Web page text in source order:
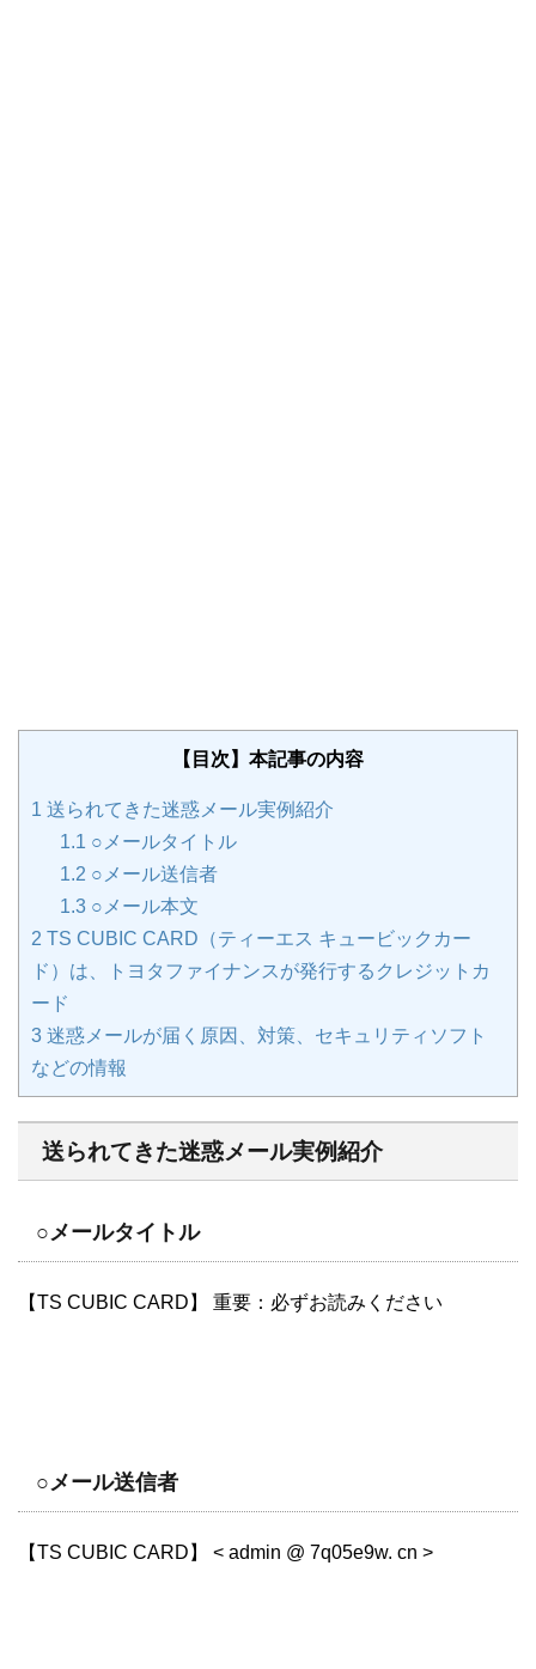
【目次】本記事の内容
1 送られてきた迷惑メール実例紹介
1.1 ○メールタイトル
1.2 ○メール送信者
1.3 ○メール本文
2 TS CUBIC CARD（ティーエス キュービックカー
ド）は、トヨタファイナンスが発行するクレジットカ
ード
3 迷惑メールが届く原因、対策、セキュリティソフト
などの情報
送られてきた迷惑メール実例紹介
○メールタイトル
【TS CUBIC CARD】 重要：必ずお読みください
○メール送信者
【TS CUBIC CARD】 < admin @ 7q05e9w. cn >